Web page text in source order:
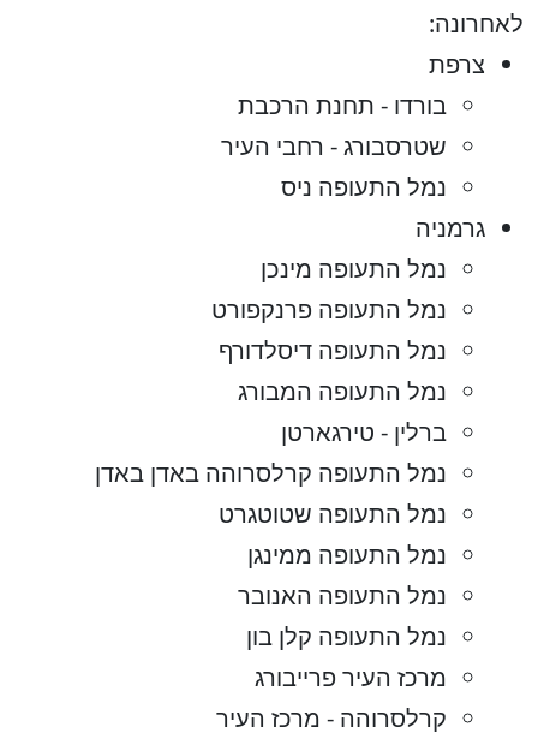
לאחרונה:
צרפת
בורדו - תחנת הרכבת
שטרסבורג - רחבי העיר
נמל התעופה ניס
גרמניה
נמל התעופה מינכן
נמל התעופה פרנקפורט
נמל התעופה דיסלדורף
נמל התעופה המבורג
ברלין - טירגארטן
נמל התעופה קרלסרוהה באדן באדן
נמל התעופה שטוטגרט
נמל התעופה ממינגן
נמל התעופה האנובר
נמל התעופה קלן בון
מרכז העיר פרייבורג
קרלסרוהה - מרכז העיר